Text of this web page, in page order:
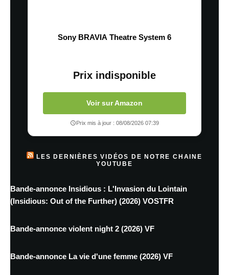
Sony BRAVIA Theatre System 6
Prix indisponible
Voir sur Amazon
Prix mis à jour : 08/08/2026 07:39
LES DERNIÈRES VIDÉOS DE NOTRE CHAINE
YOUTUBE
Bande-annonce Insidious : L'Invasion du Lointain
(Insidious: Out of the Further) (2026) VOSTFR
Bande-annonce violent night 2 (2026) VF
Bande-annonce La vie d'une femme (2026) VF